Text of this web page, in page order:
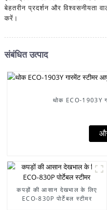
बेहतरीन प्रदर्शन और विश्वसनीयता
करें।
संबंधित उत्पाद
थोक ECO-1903Y
कपड़ों की आसान देखभाल के लिए
ECO-830P पोर्टेबल स्टीमर